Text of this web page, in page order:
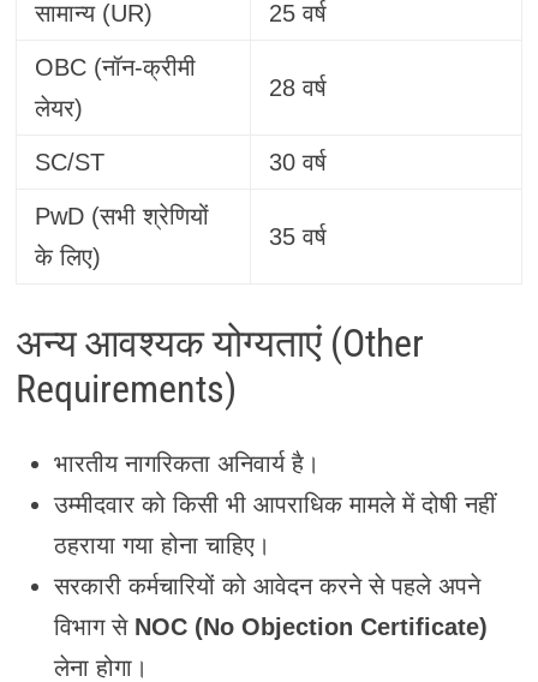
सामान्य (UR) 25 वर्ष
OBC (नॉन-क्रीमी
लेयर)
28 वर्ष
SC/ST 30 वर्ष
PwD (सभी श्रेणियों
के लिए)
35 वर्ष
अन्य आवश्यक योग्यताएं (Other
Requirements)
भारतीय नागरिकता अनिवार्य है।
उम्मीदवार को किसी भी आपराधिक मामले में दोषी नहीं
ठहराया गया होना चाहिए।
सरकारी कर्मचारियों को आवेदन करने से पहले अपने
विभाग से NOC (No Objection Certificate)
लेना होगा।